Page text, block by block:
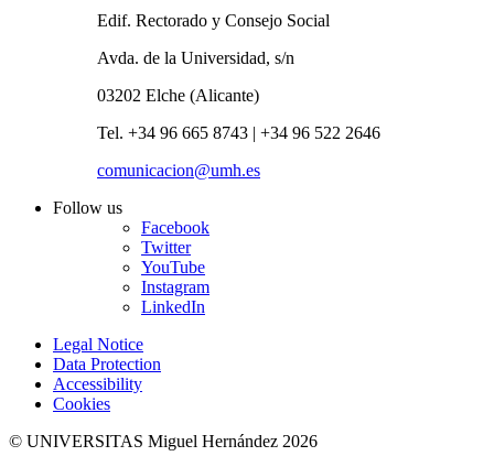
Edif. Rectorado y Consejo Social
Avda. de la Universidad, s/n
03202 Elche (Alicante)
Tel. +34 96 665 8743 | +34 96 522 2646
comunicacion@umh.es
Follow us
Facebook
Twitter
YouTube
Instagram
LinkedIn
Legal Notice
Data Protection
Accessibility
Cookies
© UNIVERSITAS Miguel Hernández 2026